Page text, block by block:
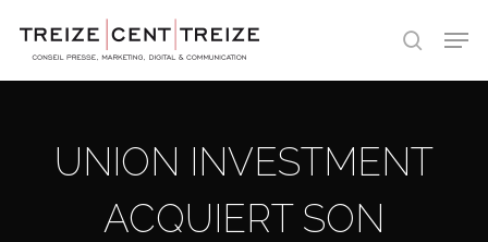
search
UNION INVESTMENT
ACQUIERT SON